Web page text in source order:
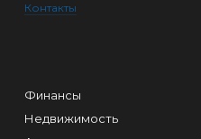
Контакты
Финансы
Недвижимость